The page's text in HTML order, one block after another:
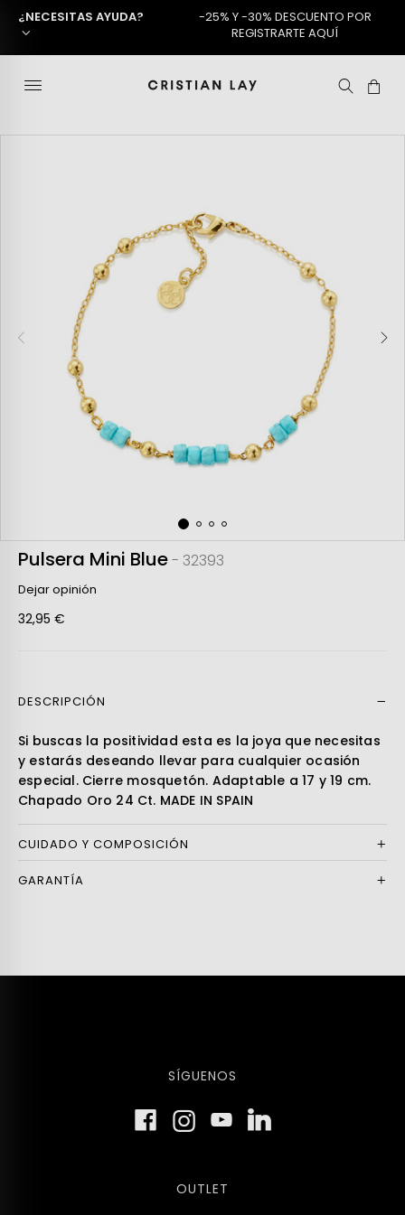
¿NECESITAS AYUDA?
-25% Y -30% DESCUENTO POR
REGISTRARTE AQUÍ
Pulsera Mini Blue- 32393
Dejar opinión
32,95 €
DESCRIPCIÓN
Si buscas la positividad esta es la joya que necesitas
y estarás deseando llevar para cualquier ocasión
especial. Cierre mosquetón. Adaptable a 17 y 19 cm.
Chapado Oro 24 Ct. MADE IN SPAIN
CUIDADO Y COMPOSICIÓN
GARANTÍA
SÍGUENOS
OUTLET